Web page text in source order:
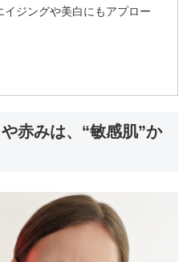
ジングや美白にもアプロー
赤みは、“敏感肌”か